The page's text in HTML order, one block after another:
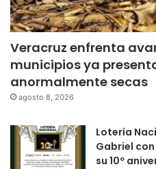
Veracruz enfrenta
municipios ya
anormalmente secas
agosto 8, 2026
Lotería
Gabriel
su 10º